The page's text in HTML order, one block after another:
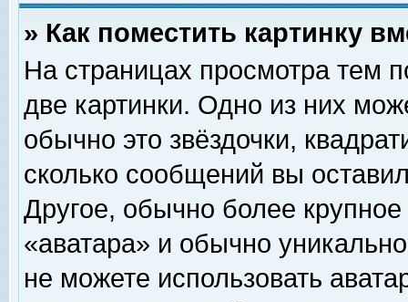
» Как поместить картинку
На страницах просмотра тем
две картинки. Одно из них
обычно это звёздочки,
сколько сообщений вы
Другое, обычно более
«аватара» и обычно
не можете использовать